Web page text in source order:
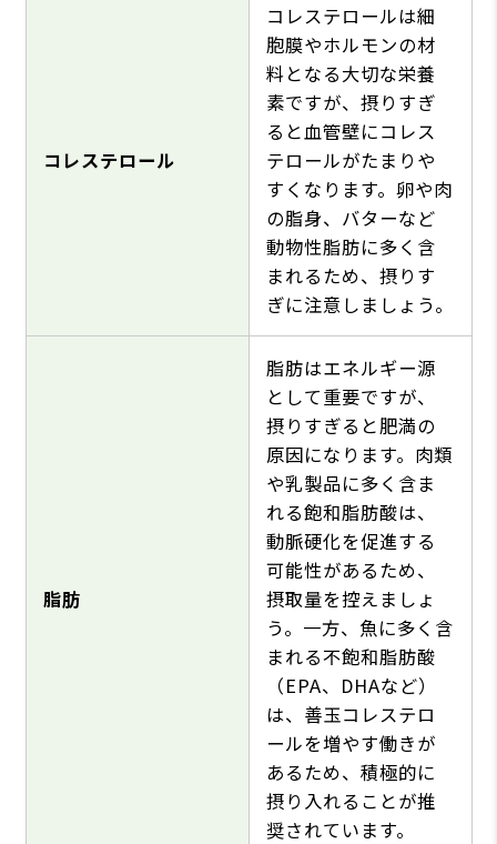
コレステロール
コレステロールは細
胞膜やホルモンの材
料となる大切な栄養
素ですが、摂りすぎ
ると血管壁にコレス
テロールがたまりや
すくなります。卵や肉
の脂身、バターなど
動物性脂肪に多く含
まれるため、摂りす
ぎに注意しましょう。
脂肪
脂肪はエネルギー源
として重要ですが、
摂りすぎると肥満の
原因になります。肉類
や乳製品に多く含ま
れる飽和脂肪酸は、
動脈硬化を促進する
可能性があるため、
摂取量を控えましょ
う。一方、魚に多く含
まれる不飽和脂肪酸
（EPA、DHAなど）
は、善玉コレステロ
ールを増やす働きが
あるため、積極的に
摂り入れることが推
奨されています。